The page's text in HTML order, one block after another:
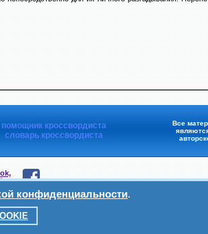
помощник кроссвордиста
словарь кроссвордиста
Все
конфиденциальности.